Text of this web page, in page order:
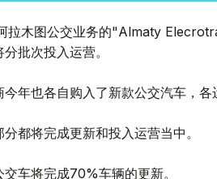
拉木图公交业务的"Almaty
批次投入运营。
年也各自购入了新款公交汽车，各
都将完成更新和投入运营当中。
车将完成70%车辆的更新。